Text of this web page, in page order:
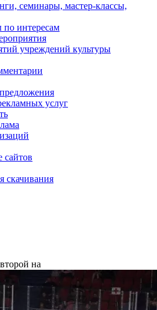
семинары, мастер-классы,
интересам
учреждений культуры
услуг
сайтов
скачивания
на